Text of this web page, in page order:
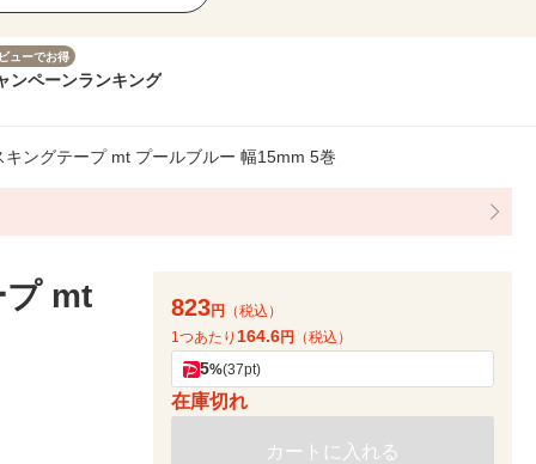
ューでお得
ンペーンランキング
キングテープ mt プールブルー 幅15mm 5巻
プ mt
823円
（税込）
1つあたり 164.6円 （税込）
5%(37pt)
在庫切れ
カートに入れる